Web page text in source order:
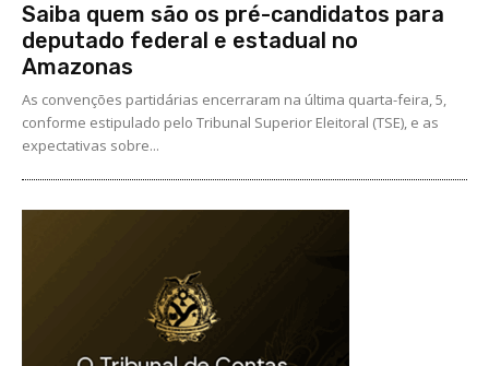
Saiba quem são os pré-candidatos para
deputado federal e estadual no
Amazonas
As convenções partidárias encerraram na última quarta-feira, 5,
conforme estipulado pelo Tribunal Superior Eleitoral (TSE), e as
expectativas sobre...